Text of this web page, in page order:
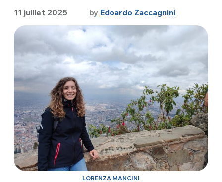
11 juillet 2025 by Edoardo Zaccagnini
LORENZA MANCINI